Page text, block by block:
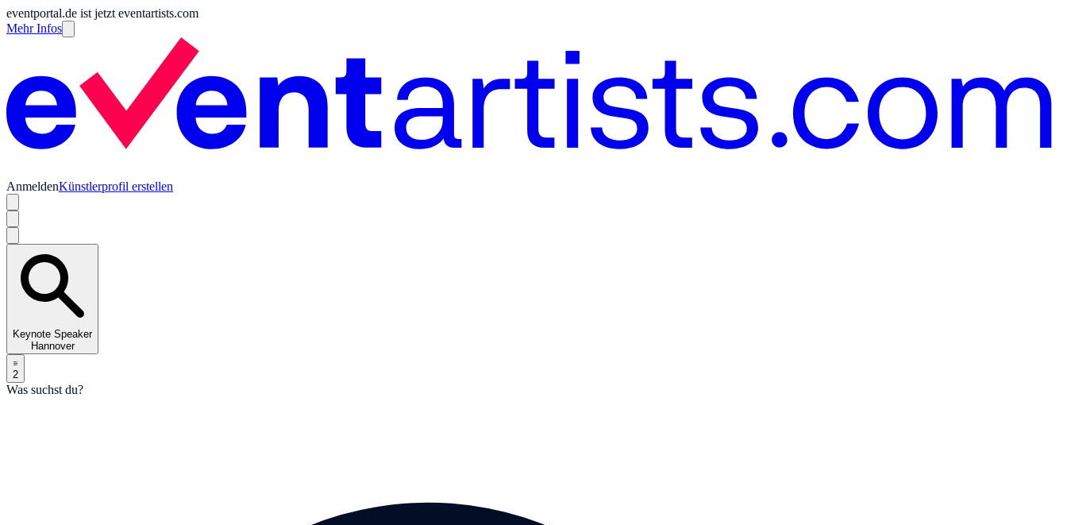
eventportal.de ist jetzt eventartists.com
Mehr Infos
AnmeldenKünstlerprofil erstellen
Keynote Speaker
Hannover
2
Was suchst du?